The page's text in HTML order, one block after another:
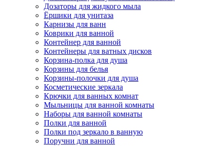
Дозаторы для жидкого мыла
Ёршики для унитаза
Карнизы для ванн
Коврики для ванной
Контейнер для ванной
Контейнеры для ватных дисков
Корзина-полка для душа
Корзины для белья
Корзины-полочки для душа
Косметические зеркала
Крючки для ванных комнат
Мыльницы для ванной комнаты
Наборы для ванной комнаты
Полки для ванной
Полки под зеркало в ванную
Поручни для ванной